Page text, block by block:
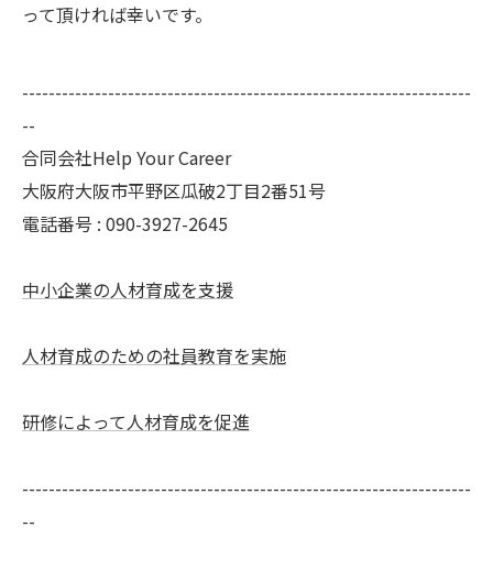
って頂ければ幸いです。
--------------------------------------------------------------------
--
合同会社Help Your Career
大阪府大阪市平野区瓜破2丁目2番51号
電話番号 : 090-3927-2645
中小企業の人材育成を支援
人材育成のための社員教育を実施
研修によって人材育成を促進
--------------------------------------------------------------------
--